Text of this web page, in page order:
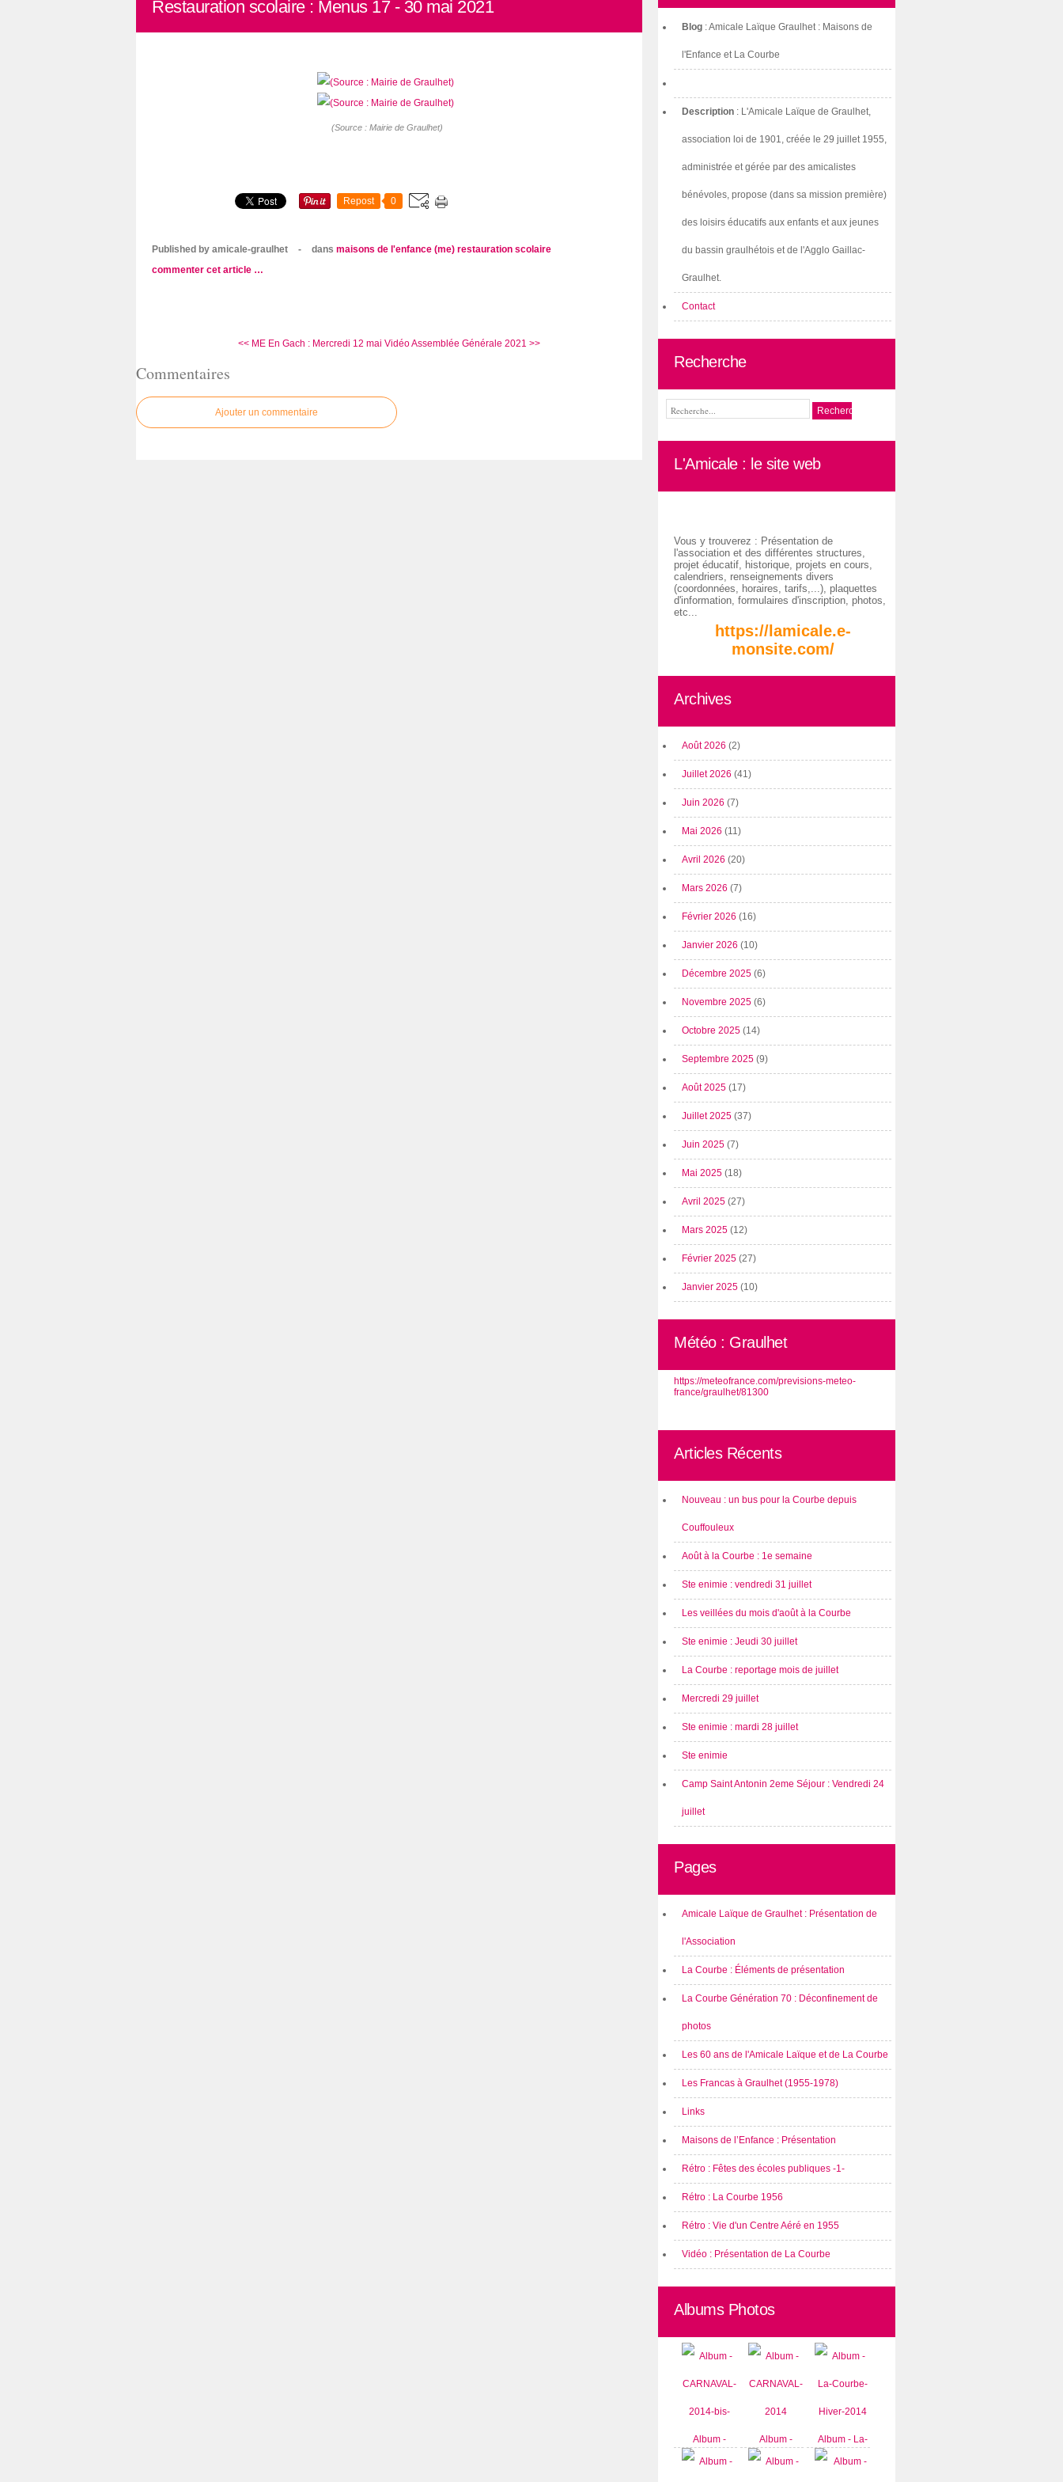
Restauration scolaire : Menus 17 - 30 mai 2021
(Source : Mairie de Graulhet)
Repost 0
Published by amicale-graulhet - dans maisons de l'enfance (me) restauration scolaire
commenter cet article …
<< ME En Gach : Mercredi 12 mai Vidéo Assemblée Générale 2021 >>
Commentaires
Ajouter un commentaire
Blog : Amicale Laïque Graulhet : Maisons de
l'Enfance et La Courbe
Description : L'Amicale Laïque de Graulhet,
association loi de 1901, créée le 29 juillet 1955,
administrée et gérée par des amicalistes
bénévoles, propose (dans sa mission première)
des loisirs éducatifs aux enfants et aux jeunes
du bassin graulhétois et de l'Agglo Gaillac-
Graulhet.
Contact
Recherche
L'Amicale : le site web
Vous y trouverez : Présentation de
l'association et des différentes structures,
projet éducatif, historique, projets en cours,
calendriers, renseignements divers
(coordonnées, horaires, tarifs,...), plaquettes
d'information, formulaires d'inscription, photos,
etc...
https://lamicale.e-
monsite.com/
Archives
Août 2026 (2)
Juillet 2026 (41)
Juin 2026 (7)
Mai 2026 (11)
Avril 2026 (20)
Mars 2026 (7)
Février 2026 (16)
Janvier 2026 (10)
Décembre 2025 (6)
Novembre 2025 (6)
Octobre 2025 (14)
Septembre 2025 (9)
Août 2025 (17)
Juillet 2025 (37)
Juin 2025 (7)
Mai 2025 (18)
Avril 2025 (27)
Mars 2025 (12)
Février 2025 (27)
Janvier 2025 (10)
Météo : Graulhet
https://meteofrance.com/previsions-meteo-
france/graulhet/81300
Articles Récents
Nouveau : un bus pour la Courbe depuis
Couffouleux
Août à la Courbe : 1e semaine
Ste enimie : vendredi 31 juillet
Les veillées du mois d'août à la Courbe
Ste enimie : Jeudi 30 juillet
La Courbe : reportage mois de juillet
Mercredi 29 juillet
Ste enimie : mardi 28 juillet
Ste enimie
Camp Saint Antonin 2eme Séjour : Vendredi 24
juillet
Pages
Amicale Laïque de Graulhet : Présentation de
l'Association
La Courbe : Éléments de présentation
La Courbe Génération 70 : Déconfinement de
photos
Les 60 ans de l'Amicale Laïque et de La Courbe
Les Francas à Graulhet (1955-1978)
Links
Maisons de l’Enfance : Présentation
Rétro : Fêtes des écoles publiques -1-
Rétro : La Courbe 1956
Rétro : Vie d'un Centre Aéré en 1955
Vidéo : Présentation de La Courbe
Albums Photos
Album -
CARNAVAL-
Album -
CARNAVAL-
Album - La-
Courbe-